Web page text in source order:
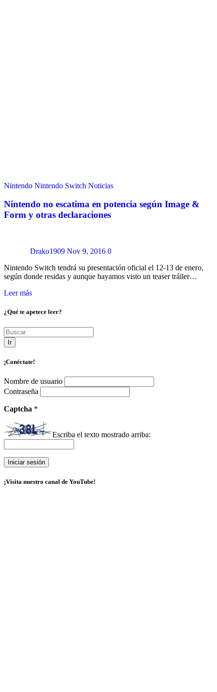
Nintendo Nintendo Switch Noticias
Nintendo no escatima en potencia según Image &
Form y otras declaraciones
Drako1909 Nov 9, 2016 0
Nintendo Switch tendrá su presentación oficial el 12-13 de enero,
según donde residas y aunque hayamos visto un teaser tráiler…
Leer más
¿Qué te apetece leer?
Ir
¡Conéctate!
Nombre de usuario
Contraseña
Captcha *
Escriba el texto mostrado arriba:
¡Visita nuestro canal de YouTube!